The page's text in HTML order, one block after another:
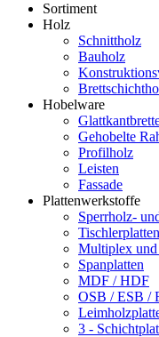
Sortiment
Holz
Schnittholz
Bauholz
Hobelware
Gehobelte
Profilholz
Leisten
Fassade
Plattenwerkstoffe
Sperrholz-
Tischlerplatten
Multiplex und
Spanplatten
MDF / HDF
OSB / ESB /
3 -